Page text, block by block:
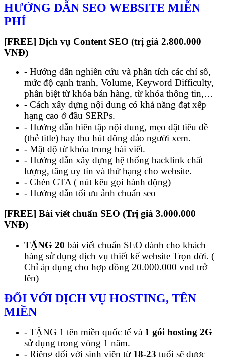
HƯỚNG DẪN SEO WEBSITE MIỄN
PHÍ
[FREE] Dịch vụ Content SEO (trị giá 2.800.000
VNĐ)
- Hướng dẫn nghiên cứu và phân tích các chỉ số,
mức độ cạnh tranh, Volume, Keyword Difficulty,
phân biệt từ khóa bán hàng, từ khóa thông tin,…
- Cách xây dựng nội dung có khả năng đạt xếp
hạng cao ở đầu SERPs.
- Hướng dẫn biên tập nội dung, mẹo đặt tiêu đề
(thẻ title) hay thu hút đông đảo người xem.
- Mật độ từ khóa trong bài viết.
- Hướng dẫn xây dựng hệ thống backlink chất
lượng, tăng uy tín và thứ hạng cho website.
- Chèn CTA ( nút kêu gọi hành động)
- Hướng dẫn tối ưu ảnh chuẩn seo
[FREE] Bài viết chuẩn SEO (Trị giá 3.000.000
VNĐ)
TẶNG 20 bài viết chuẩn SEO dành cho khách
hàng sử dụng dịch vụ thiết kế website Trọn đời. (
Chỉ áp dụng cho hợp đồng 20.000.000 vnđ trở
lên)
ĐỐI VỚI DỊCH VỤ HOSTING, TÊN
MIỀN
- TẶNG 1 tên miền quốc tế và 1 gói hosting 2G
sử dụng trong vòng 1 năm.
- Riêng đối với sinh viên từ 18-23 tuổi sẽ được